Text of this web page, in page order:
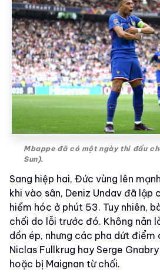
Mbappe đã có một ngày thi đấu
Sun).
Sang hiệp hai, Đức vùng lên
khi vào sân, Deniz Undav đã lập
hiểm hóc ở phút 53. Tuy nhiên,
chối do lỗi trước đó. Không nản
dồn ép, nhưng các pha dứt điểm
Niclas Fullkrug hay Serge
hoặc bị Maignan từ chối.